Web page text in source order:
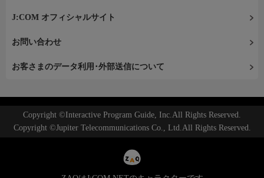
J:COM オフィシャルサイト
お問い合わせ
お客さまのデータ利用･外部送信について
Copyright ©Interactive Program Guide, Inc.All Rights Reserved.
Copyright ©Jupiter Telecommunications Co., Ltd.All Rights Reserved.